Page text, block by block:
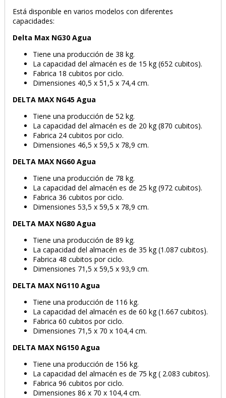
Está disponible en varios modelos con diferentes
capacidades:
Delta Max NG30 Agua
Tiene una producción de 38 kg.
La capacidad del almacén es de 15 kg (652 cubitos).
Fabrica 18 cubitos por ciclo.
Dimensiones 40,5 x 51,5 x 74,4 cm.
DELTA MAX NG45 Agua
Tiene una producción de 52 kg.
La capacidad del almacén es de 20 kg (870 cubitos).
Fabrica 24 cubitos por ciclo.
Dimensiones 46,5 x 59,5 x 78,9 cm.
DELTA MAX NG60 Agua
Tiene una producción de 78 kg.
La capacidad del almacén es de 25 kg (972 cubitos).
Fabrica 36 cubitos por ciclo.
Dimensiones 53,5 x 59,5 x 78,9 cm.
DELTA MAX NG80 Agua
Tiene una producción de 89 kg.
La capacidad del almacén es de 35 kg (1.087 cubitos).
Fabrica 48 cubitos por ciclo.
Dimensiones 71,5 x 59,5 x 93,9 cm.
DELTA MAX NG110 Agua
Tiene una producción de 116 kg.
La capacidad del almacén es de 60 kg (1.667 cubitos).
Fabrica 60 cubitos por ciclo.
Dimensiones 71,5 x 70 x 104,4 cm.
DELTA MAX NG150 Agua
Tiene una producción de 156 kg.
La capacidad del almacén es de 75 kg ( 2.083 cubitos).
Fabrica 96 cubitos por ciclo.
Dimensiones 86 x 70 x 104,4 cm.